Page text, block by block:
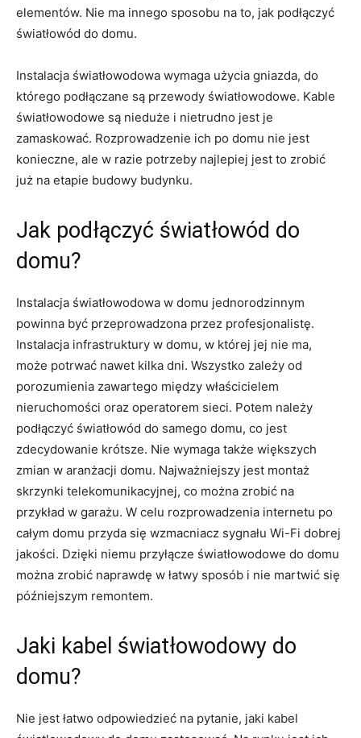
elementów. Nie ma innego sposobu na to, jak podłączyć
światłowód do domu.
Instalacja światłowodowa wymaga użycia gniazda, do
którego podłączane są przewody światłowodowe. Kable
światłowodowe są nieduże i nietrudno jest je
zamaskować. Rozprowadzenie ich po domu nie jest
konieczne, ale w razie potrzeby najlepiej jest to zrobić
już na etapie budowy budynku.
Jak podłączyć światłowód do
domu?
Instalacja światłowodowa w domu jednorodzinnym
powinna być przeprowadzona przez profesjonalistę.
Instalacja infrastruktury w domu, w której jej nie ma,
może potrwać nawet kilka dni. Wszystko zależy od
porozumienia zawartego między właścicielem
nieruchomości oraz operatorem sieci. Potem należy
podłączyć światłowód do samego domu, co jest
zdecydowanie krótsze. Nie wymaga także większych
zmian w aranżacji domu. Najważniejszy jest montaż
skrzynki telekomunikacyjnej, co można zrobić na
przykład w garażu. W celu rozprowadzenia internetu po
całym domu przyda się wzmacniacz sygnału Wi-Fi dobrej
jakości. Dzięki niemu przyłącze światłowodowe do domu
można zrobić naprawdę w łatwy sposób i nie martwić się
późniejszym remontem.
Jaki kabel światłowodowy do
domu?
Nie jest łatwo odpowiedzieć na pytanie, jaki kabel